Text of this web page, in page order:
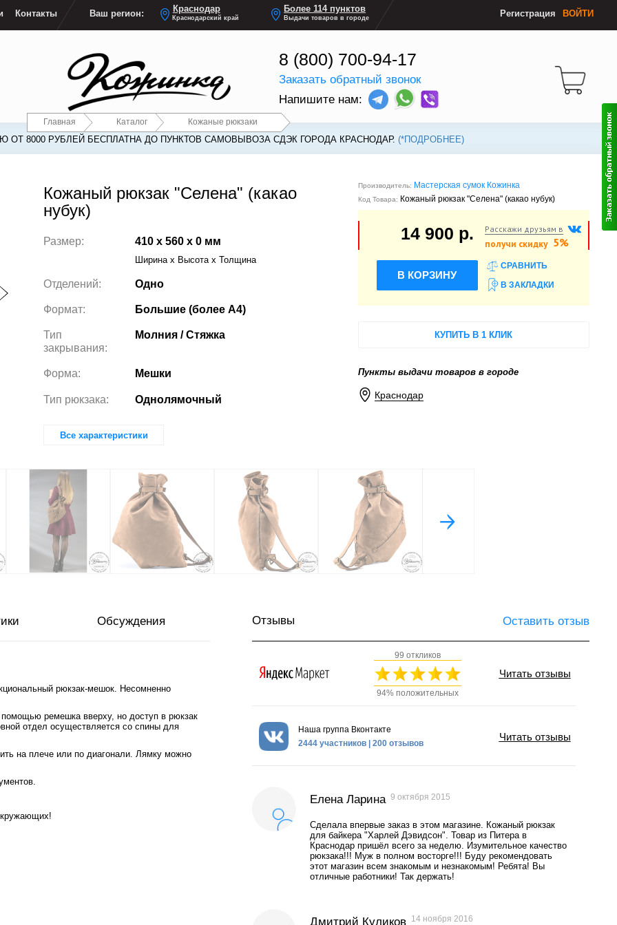
Контакты Ваш регион: Краснодар
Краснодарский край
Более 114 пунктов
Выдачи товаров в городе Регистрация ВОЙТИ
8 (800) 700-94-17
Заказать обратный звонок
Напишите нам:
Главная Каталог Кожаные рюкзаки
ОТ 8000 РУБЛЕЙ БЕСПЛАТНА ДО ПУНКТОВ САМОВЫВОЗА СДЭК ГОРОДА КРАСНОДАР. (*ПОДРОБНЕЕ)
Кожаный рюкзак "Селена" (какао
нубук)
Размер: 410 x 560 x 0 мм
Ширина x Высота x Толщина
Отделений: Одно
Формат: Большие (более А4)
Тип
закрывания:
Молния / Стяжка
Форма: Мешки
Тип рюкзака: Однолямочный
Все характеристики
Производитель: Мастерская сумок Кожинка
Код Товара: Кожаный рюкзак "Селена" (какао нубук)
14 900 р. Расскажи друзьям в
получи скидку 5%
В КОРЗИНУ
СРАВНИТЬ
В ЗАКЛАДКИ
КУПИТЬ В 1 КЛИК
Пункты выдачи товаров в городе
Краснодар
Обсуждения
рюкзак-мешок. Несомненно
ремешка вверху, но доступ в рюкзак
отдел осуществляется со спины для
на плече или по диагонали. Лямку можно
Отзывы Оставить отзыв
99 откликов
94% положительных
Читать отзывы
Наша группа Вконтакте
2444 участников | 200 отзывов
Читать отзывы
Елена Ларина 9 октября 2015
Сделала впервые заказ в этом магазине. Кожаный рюкзак
для байкера "Харлей Дэвидсон". Товар из Питера в
Краснодар пришёл всего за неделю. Изумительное качество
рюкзака!!! Муж в полном восторге!!! Буду рекомендовать
этот магазин всем знакомым и незнакомым! Ребята! Вы
отличные работники! Так держать!
Дмитрий Куликов 14 ноября 2016